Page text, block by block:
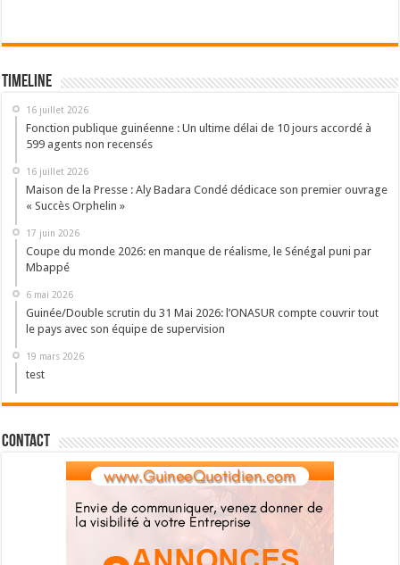
Timeline
16 juillet 2026
Fonction publique guinéenne : Un ultime délai de 10 jours accordé à
599 agents non recensés
16 juillet 2026
Maison de la Presse : Aly Badara Condé dédicace son premier ouvrage
« Succès Orphelin »
17 juin 2026
Coupe du monde 2026: en manque de réalisme, le Sénégal puni par
Mbappé
6 mai 2026
Guinée/Double scrutin du 31 Mai 2026: l’ONASUR compte couvrir tout
le pays avec son équipe de supervision
19 mars 2026
test
Contact